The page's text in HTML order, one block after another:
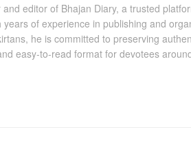
editor of Bhajan Diary, a trusted
of experience in publishing and
he is committed to preserving
easy-to-read format for devotees